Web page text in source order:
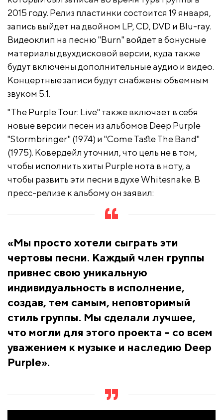
2015 году. Релиз пластинки состоится 19 января,
запись выйдет на двойном LP, CD, DVD и Blu-ray.
Видеоклип на песню "Burn" войдет в бонусные
материалы двухдисковой версии, куда также
будут включены дополнительные аудио и видео.
Концертные записи будут снабжены объемным
звуком 5.1.
"The Purple Tour: Live" также включает в себя
новые версии песен из альбомов Deep Purple
"Stormbringer" (1974) и "Come Taste The Band"
(1975). Ковердейл уточнил, что цель не в том,
чтобы исполнить хиты Purple нота в ноту, а
чтобы развить эти песни в духе Whitesnake. В
пресс-релизе к альбому он заявил:
«Мы просто хотели сыграть эти
чертовы песни. Каждый член группы
привнес свою уникальную
индивидуальность в исполнение,
создав, тем самым, неповторимый
стиль группы. Мы сделали лучшее,
что могли для этого проекта - со всем
уважением к музыке и наследию Deep
Purple».